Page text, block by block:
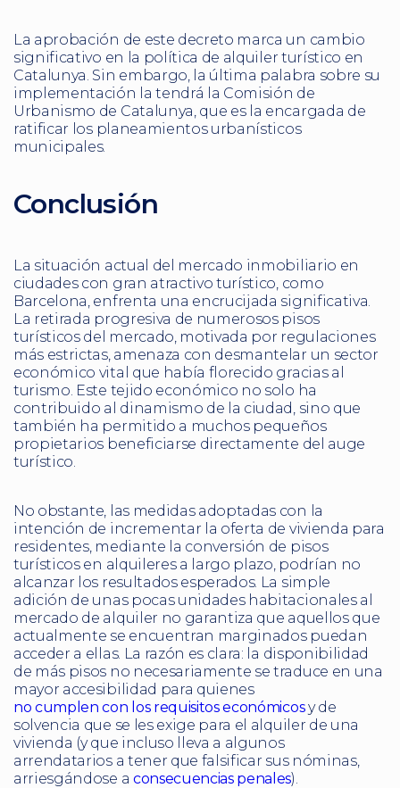
La aprobación de este decreto marca un cambio
significativo en la política de alquiler turístico en
Catalunya. Sin embargo, la última palabra sobre su
implementación la tendrá la Comisión de
Urbanismo de Catalunya, que es la encargada de
ratificar los planeamientos urbanísticos
municipales.
Conclusión
La situación actual del mercado inmobiliario en
ciudades con gran atractivo turístico, como
Barcelona, enfrenta una encrucijada significativa.
La retirada progresiva de numerosos pisos
turísticos del mercado, motivada por regulaciones
más estrictas, amenaza con desmantelar un sector
económico vital que había florecido gracias al
turismo. Este tejido económico no solo ha
contribuido al dinamismo de la ciudad, sino que
también ha permitido a muchos pequeños
propietarios beneficiarse directamente del auge
turístico.
No obstante, las medidas adoptadas con la
intención de incrementar la oferta de vivienda para
residentes, mediante la conversión de pisos
turísticos en alquileres a largo plazo, podrían no
alcanzar los resultados esperados. La simple
adición de unas pocas unidades habitacionales al
mercado de alquiler no garantiza que aquellos que
actualmente se encuentran marginados puedan
acceder a ellas. La razón es clara: la disponibilidad
de más pisos no necesariamente se traduce en una
mayor accesibilidad para quienes
no cumplen con los requisitos económicosy de
solvencia que se les exige para el alquiler de una
vivienda (y que incluso lleva a algunos
arrendatarios a tener que falsificar sus nóminas,
arriesgándose a consecuencias penales).